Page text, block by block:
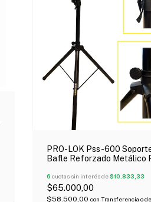
PRO-LOK Pss-600
Bafle Reforzado Metálico
6 cuotas sin interés de$10.833,33
$65.000,00
$58.500,00 con Transferencia o